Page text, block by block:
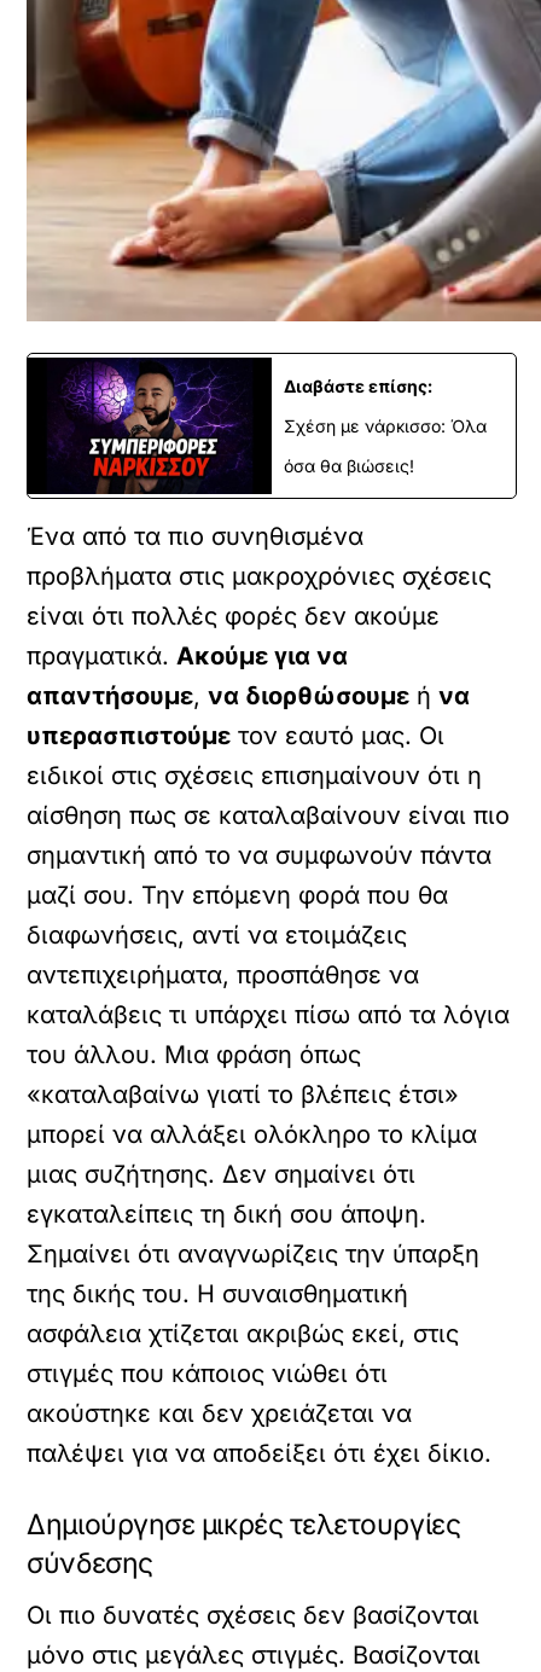
Διαβάστε επίσης:
Σχέση με νάρκισσο: Όλα
όσα θα βιώσεις!
Ένα από τα πιο συνηθισμένα
προβλήματα στις μακροχρόνιες σχέσεις
είναι ότι πολλές φορές δεν ακούμε
πραγματικά.Ακούμε για να
απαντήσουμε,να διορθώσουμε ήνα
υπερασπιστούμε τον εαυτό μας. Οι
ειδικοί στις σχέσεις επισημαίνουν ότι η
αίσθηση πως σε καταλαβαίνουν είναι πιο
σημαντική από το να συμφωνούν πάντα
μαζί σου. Την επόμενη φορά που θα
διαφωνήσεις, αντί να ετοιμάζεις
αντεπιχειρήματα, προσπάθησε να
καταλάβεις τι υπάρχει πίσω από τα λόγια
του άλλου. Μια φράση όπως
«καταλαβαίνω γιατί το βλέπεις έτσι»
μπορεί να αλλάξει ολόκληρο το κλίμα
μιας συζήτησης. Δεν σημαίνει ότι
εγκαταλείπεις τη δική σου άποψη.
Σημαίνει ότι αναγνωρίζεις την ύπαρξη
της δικής του. Η συναισθηματική
ασφάλεια χτίζεται ακριβώς εκεί, στις
στιγμές που κάποιος νιώθει ότι
ακούστηκε και δεν χρειάζεται να
παλέψει για να αποδείξει ότι έχει δίκιο.
Δημιούργησε μικρές τελετουργίες
σύνδεσης
Οι πιο δυνατές σχέσεις δεν βασίζονται
μόνο στις μεγάλες στιγμές. Βασίζονται